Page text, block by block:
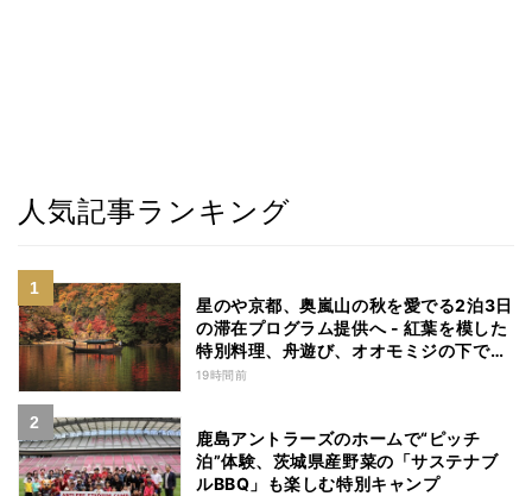
人気記事ランキング
星のや京都、奥嵐山の秋を愛でる2泊3日
の滞在プログラム提供へ - 紅葉を模した
特別料理、舟遊び、オオモミジの下でお
こなう深呼吸など
19時間前
鹿島アントラーズのホームで“ピッチ
泊”体験、茨城県産野菜の「サステナブ
ルBBQ」も楽しむ特別キャンプ